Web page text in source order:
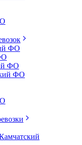
ФО
ФО
ФО